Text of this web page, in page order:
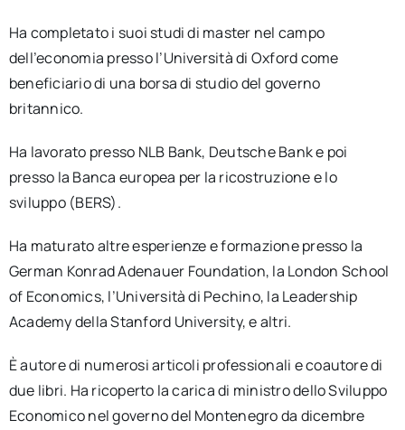
Ha completato i suoi studi di master nel campo
dell’economia presso l’Università di Oxford come
beneficiario di una borsa di studio del governo
britannico.
Ha lavorato presso NLB Bank, Deutsche Bank e poi
presso la Banca europea per la ricostruzione e lo
sviluppo (BERS).
Ha maturato altre esperienze e formazione presso la
German Konrad Adenauer Foundation, la London School
of Economics, l’Università di Pechino, la Leadership
Academy della Stanford University, e altri.
È autore di numerosi articoli professionali e coautore di
due libri. Ha ricoperto la carica di ministro dello Sviluppo
Economico nel governo del Montenegro da dicembre